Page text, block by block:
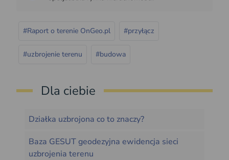
#Raport o terenie OnGeo.pl #przyłącz
#uzbrojenie terenu #budowa
Dla ciebie
Działka uzbrojona co to znaczy?
Baza GESUT geodezyjna ewidencja sieci
uzbrojenia terenu